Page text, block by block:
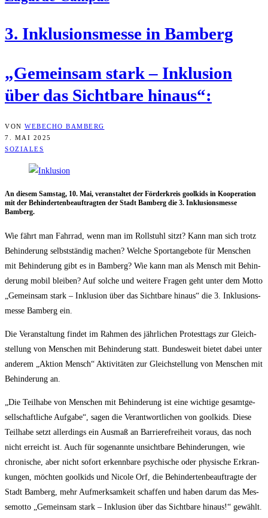
3. Inklu­si­ons­mes­se in Bamberg
„Gemein­sam stark – Inklu­si­on
über das Sicht­ba­re hinaus“:
VON WEBECHO BAMBERG
7. MAI 2025
SOZIALES
An die­sem Sams­tag, 10. Mai, ver­an­stal­tet der För­der­kreis gool­kids in Koope­ra­ti­on
mit der Behin­der­ten­be­auf­trag­ten der Stadt Bam­berg die 3. Inklu­si­ons­mes­se
Bamberg.
Wie fährt man Fahr­rad, wenn man im Roll­stuhl sitzt? Kann man sich trotz
Behin­de­rung selbst­stän­dig machen? Wel­che Sport­an­ge­bo­te für Men­schen
mit Behin­de­rung gibt es in Bam­berg? Wie kann man als Mensch mit Behin­
de­rung mobil blei­ben? Auf sol­che und wei­te­re Fra­gen geht unter dem Mot­to
„Gemein­sam stark – Inklu­si­on über das Sicht­ba­re hin­aus“ die 3. Inklu­si­ons­
mes­se Bam­berg ein.
Die Ver­an­stal­tung fin­det im Rah­men des jähr­li­chen Pro­test­tags zur Gleich­
stel­lung von Men­schen mit Behin­de­rung statt. Bun­des­weit bie­tet dabei unter
ande­rem „Akti­on Mensch“ Akti­vi­tä­ten zur Gleich­stel­lung von Men­schen mit
Behin­de­rung an.
„Die Teil­ha­be von Men­schen mit Behin­de­rung ist eine wich­ti­ge gesamt­ge­
sell­schaft­li­che Auf­ga­be“, sagen die Ver­ant­wort­li­chen von gool­kids. Die­se
Teil­ha­be setzt aller­dings ein Aus­maß an Bar­rie­re­frei­heit vor­aus, das noch
nicht erreicht ist. Auch für soge­nann­te unsicht­ba­re Behin­de­run­gen, wie
chro­ni­sche, aber nicht sofort erkenn­ba­re psy­chi­sche oder phy­si­sche Erkran­
kun­gen, möch­ten gool­kids und Nico­le Orf, die Behin­der­ten­be­auf­trag­te der
Stadt Bam­berg, mehr Auf­merk­sam­keit schaf­fen und haben dar­um das Mes­
se­mot­to „Gemein­sam stark – Inklu­si­on über das Sicht­ba­re hin­aus!“ gewählt.